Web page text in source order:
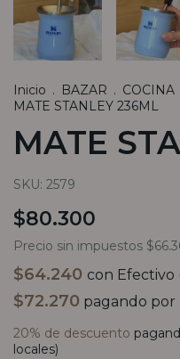
Inicio . BAZAR . COCINA
MATE STANLEY 236ML
MATE
SKU: 2579
$80.300
Precio sin impuestos
$64.240 con Efectivo
$72.270 pagando por
20% de descuento
locales)